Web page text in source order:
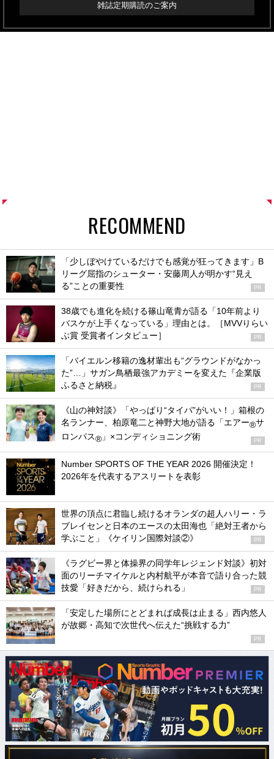
雑誌定期購読のご案内
RECOMMEND
「少しぼやけているだけでも感覚が狂ってきます」B
リーグ屈指のシューター・安藤周人が明かす“見え
る”ことの重要性
PR
38歳でも進化を続ける篠山竜青が語る「10年前より
バスケが上手くなっている」理由とは。［MVVりらい
ぶ賞 受賞者インタビュー］
PR
「バイエルン移籍の逸材輩出も“グラウンドがなかっ
た”…」サガン鳥栖最強アカデミーを変えた『企業版
ふるさと納税』
PR
《山の神対談》「やっぱり“タイパ”がいい！」箱根の
名ランナー、柏原竜二と神野大地が語る「エアー®サ
ロンパス® 」×コンディショニング術 PR
Number SPORTS OF THE YEAR 2026 開催決定！
2026年を代表するアスリートを表彰
世界の頂点に君臨し続けるオランダの超人ハリー・ラ
ブレイセンと日本のエースの太田海也「絶対王者から
学ぶこと」《ケイリン国際対談②》
PR
《ラグビー界と体操界の同学年レジェンド対談》初対
面のリーチマイケルと内村航平が本音で語り合った競
技愛「好きだから、続けられる」
PR
「安定した場所にとどまれば成長は止まる」西内悠人
が故郷・高知で次世代へ伝えた“挑戦する力”
PR